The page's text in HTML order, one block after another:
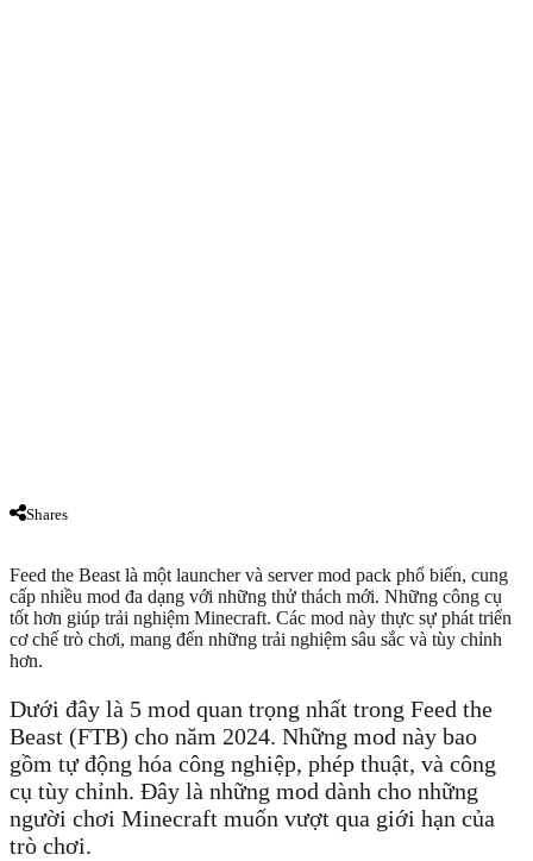
Shares
Feed the Beast là một launcher và server mod pack phổ biến, cung
cấp nhiều mod đa dạng với những thử thách mới. Những công cụ
tốt hơn giúp trải nghiệm Minecraft. Các mod này thực sự phát triển
cơ chế trò chơi, mang đến những trải nghiệm sâu sắc và tùy chỉnh
hơn.
Dưới đây là 5 mod quan trọng nhất trong Feed the
Beast (FTB) cho năm 2024. Những mod này bao
gồm tự động hóa công nghiệp, phép thuật, và công
cụ tùy chỉnh. Đây là những mod dành cho những
người chơi Minecraft muốn vượt qua giới hạn của
trò chơi.